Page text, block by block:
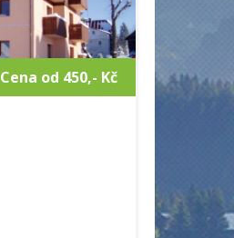
Cena od 450,- Kč